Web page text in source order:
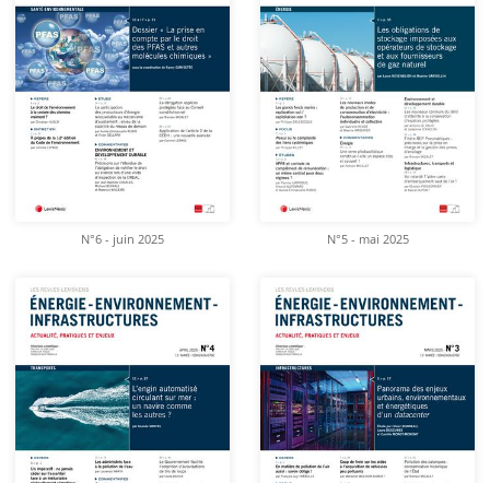
N°6 - juin 2025 N°5 - mai 2025